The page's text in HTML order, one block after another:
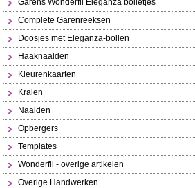
Garens Wonderfil Eleganza bolletjes
Complete Garenreeksen
Doosjes met Eleganza-bollen
Haaknaalden
Kleurenkaarten
Kralen
Naalden
Opbergers
Templates
Wonderfil - overige artikelen
Overige Handwerken